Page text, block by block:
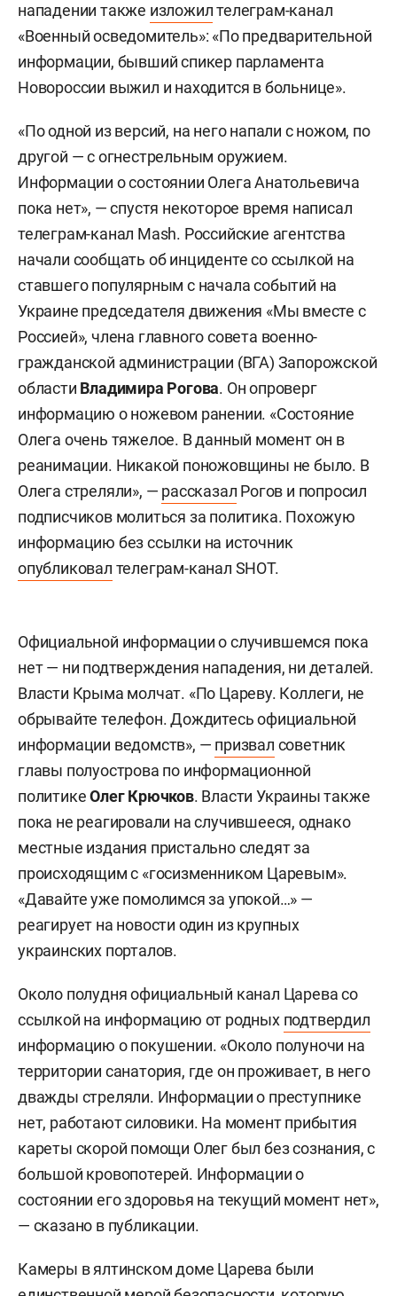
нападении также изложилтелеграм-канал
«Военный осведомитель»: «По предварительной
информации, бывший спикер парламента
Новороссии выжил и находится в больнице».
«По одной из версий, на него напали с ножом, по
другой — с огнестрельным оружием.
Информации о состоянии Олега Анатольевича
пока нет», — спустя некоторое время написал
телеграм-канал Mash. Российские агентства
начали сообщать об инциденте со ссылкой на
ставшего популярным с начала событий на
Украине председателя движения «Мы вместе с
Россией», члена главного совета военно-
гражданской администрации (ВГА) Запорожской
области Владимира Рогова. Он опроверг
информацию о ножевом ранении. «Состояние
Олега очень тяжелое. В данный момент он в
реанимации. Никакой поножовщины не было. В
Олега стреляли», — рассказал Рогов и попросил
подписчиков молиться за политика. Похожую
информацию без ссылки на источник
опубликовал телеграм-канал SHOT.
Официальной информации о случившемся пока
нет — ни подтверждения нападения, ни деталей.
Власти Крыма молчат. «По Цареву. Коллеги, не
обрывайте телефон. Дождитесь официальной
информации ведомств», — призвал советник
главы полуострова по информационной
политикеОлег Крючков. Власти Украины также
пока не реагировали на случившееся, однако
местные издания пристально следят за
происходящим с «госизменником Царевым».
«Давайте уже помолимся за упокой…» —
реагирует на новости один из крупных
украинских порталов.
Около полудня официальный канал Царева со
ссылкой на информацию от родных подтвердил
информацию о покушении. «Около полуночи на
территории санатория, где он проживает, в него
дважды стреляли. Информации о преступнике
нет, работают силовики. На момент прибытия
кареты скорой помощи Олег был без сознания, с
большой кровопотерей. Информации о
состоянии его здоровья на текущий момент нет»,
— сказано в публикации.
Камеры в ялтинском доме Царева были